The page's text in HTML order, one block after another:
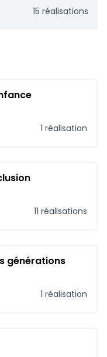
15 réalisations
1 réalisation
11 réalisations
générations
1 réalisation